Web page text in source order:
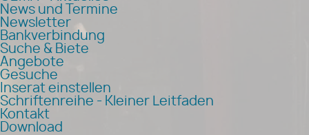
News und Termine
Newsletter
Bankverbindung
Suche & Biete
Angebote
Gesuche
Inserat einstellen
Schriftenreihe - Kleiner Leitfaden
Kontakt
Download